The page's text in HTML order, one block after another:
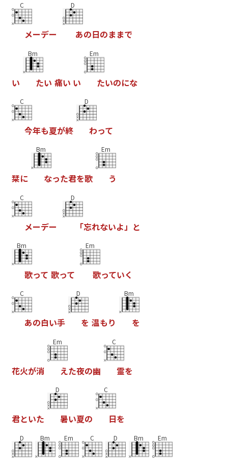
C
メーデー
D
あの日のままで
い
Bm
たい 痛い い
Em
たいのにな
C
今年も夏が終
D
わって
栞に
Bm
なった君を歌
Em
う
C
メーデー
D
「忘れないよ 」 と
Bm
歌って 歌って
Em
歌っていく
C
あの白い手
D
を 温もり
Bm
を
花火が消
Em
えた夜の幽
C
霊を
君といた
D
暑い夏の
C
日を
D Bm Em C D Bm Em